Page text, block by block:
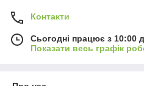
Контакти
Сьогодні працює з 10:00
Показати весь графік